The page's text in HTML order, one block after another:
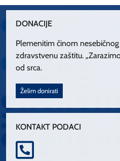
DONACIJE
Plemenitim činom
zdravstvenu zaštitu.
od srca.
Želim donirati
KONTAKT PODACI